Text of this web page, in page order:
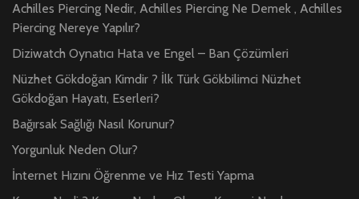
Achilles Piercing Nedir, Achilles Piercing Ne Demek , Achilles
Piercing Nereye Yapılır?
Diziwatch Oynatıcı Hata ve Engel – Ban Çözümleri
Nüzhet Gökdoğan Kimdir ? İlk Türk Gökbilimci Nüzhet
Gökdoğan Hayatı, Eserleri?
Bağırsak Sağlığı Nasıl Korunur?
Yorgunluk Neden Olur?
İnternet Hızını Öğrenme ve Hız Testi Yapma